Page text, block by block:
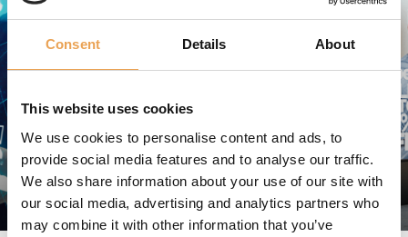
Consent Details About
This website uses cookies
We use cookies to personalise content and ads, to
provide social media features and to analyse our traffic.
We also share information about your use of our site with
our social media, advertising and analytics partners who
may combine it with other information that you’ve
ARTES GRÁFICAS